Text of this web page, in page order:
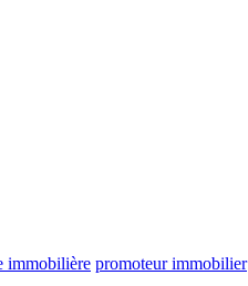
immobilière promoteur immobilier